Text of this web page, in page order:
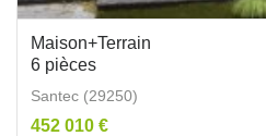
Maison+Terrain
6 pièces
Santec (29250)
452 010 €